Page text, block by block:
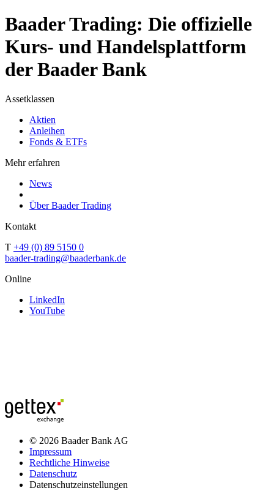
Baader Trading: Die offizielle
Kurs- und Handelsplattform
der Baader Bank
Assetklassen
Aktien
Anleihen
Fonds & ETFs
Mehr erfahren
News
Über Baader Trading
Kontakt
T +49 (0) 89 5150 0
baader-trading@baaderbank.de
Online
LinkedIn
YouTube
© 2026 Baader Bank AG
Impressum
Rechtliche Hinweise
Datenschutz
Datenschutzeinstellungen